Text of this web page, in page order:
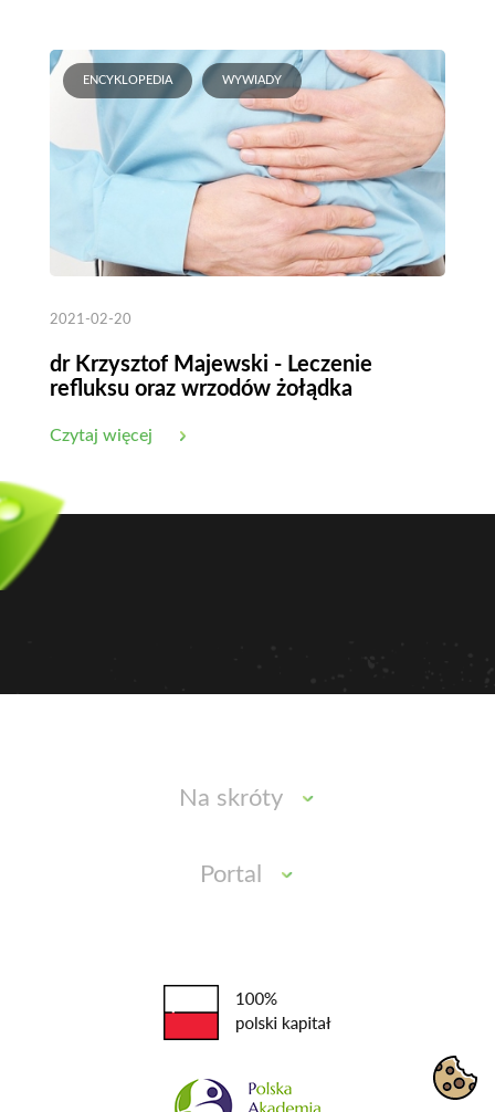
ENCYKLOPEDIA WYWIADY
2021-02-20
dr Krzysztof Majewski - Leczenie
refluksu oraz wrzodów żołądka
Czytaj więcej
Na skróty
Portal